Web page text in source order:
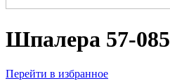
Шпалера 57-085
Перейти в избранное